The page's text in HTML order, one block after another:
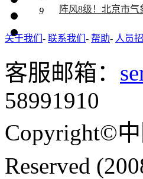
9
关于我们 - 联系我们 - 帮助- 人员
客服邮箱：
58991910
Copyright©
Reserved